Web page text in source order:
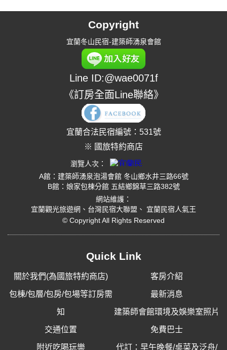
Copyright
宜蘭冬山民宿-建築師湧泉會館
Line ID:@wae0071f
《訂房全面Line聯絡》
宜蘭合法民宿編號：531號
※ 國旅特約商店
瀏覽人次：
A館：建築師湧泉泡湯會館 冬山鄉水井三路66號
B館：娘家包棟分館 五結鄉錦草三路382號
網站維護：
宜蘭觀光旅遊網 、 台灣民宿大聯盟 、
宜蘭民宿人氣王
© Copyright All Rights Reserved
Quick Link
關於我們(為國旅特約商店) 客房介紹
包棟/包層/包房/包場等訂房需
知
最新消息
建築師會館環境及娛樂室照片
交通位置 免費巴士
附近吃喝玩樂 代訂：早午晚餐/桌菜及泛舟/